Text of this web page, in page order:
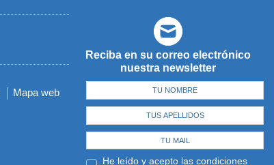
Reciba en su correo electrónico
nuestra newsletter
He leído y acepto las condiciones
Mapa web